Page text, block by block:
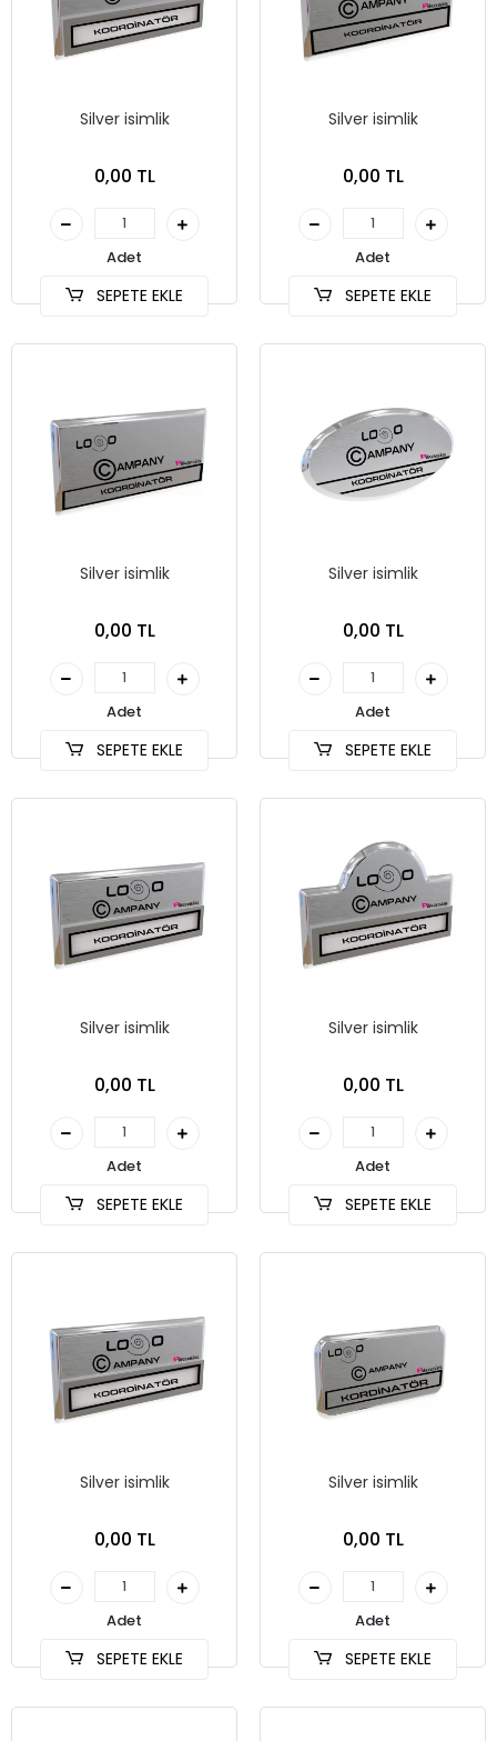
Silver isimlik
0,00 TL
Adet
SEPETE EKLE
Silver isimlik
0,00 TL
Adet
SEPETE EKLE
Silver isimlik
0,00 TL
Adet
SEPETE EKLE
Silver isimlik
0,00 TL
Adet
SEPETE EKLE
Silver isimlik
0,00 TL
Adet
SEPETE EKLE
Silver isimlik
0,00 TL
Adet
SEPETE EKLE
Silver isimlik
0,00 TL
Adet
SEPETE EKLE
Silver isimlik
0,00 TL
Adet
SEPETE EKLE